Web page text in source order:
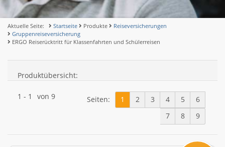
Aktuelle Seite: Startseite Produkte
Reiseversicherungen
Gruppenreiseversicherung
ERGO Reiserücktritt für Klassenfahrten und Schülerreisen
Produktübersicht:
1 - 1 von 9 Seiten: 1 2 3 4 5
6
7
8 9